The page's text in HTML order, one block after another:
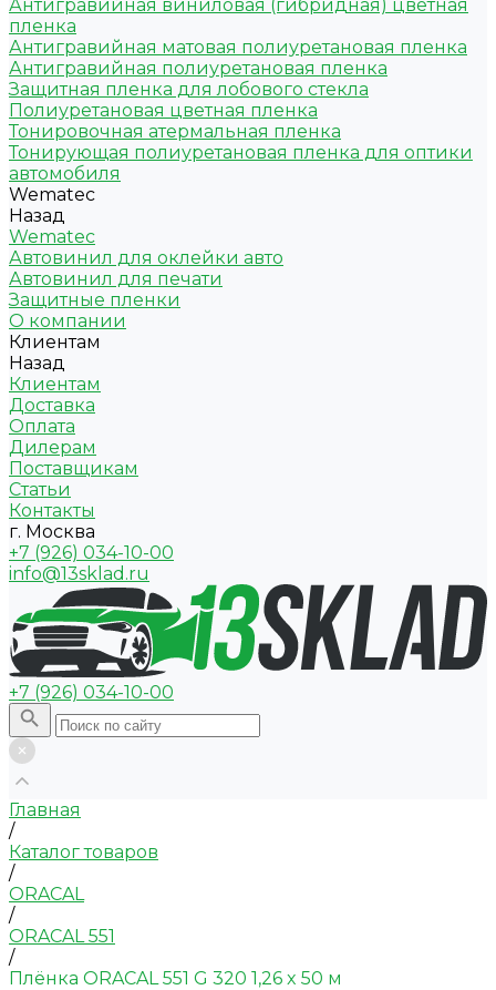
Антигравийная виниловая (гибридная) цветная
пленка
Антигравийная матовая полиуретановая пленка
Антигравийная полиуретановая пленка
Защитная пленка для лобового стекла
Полиуретановая цветная пленка
Тонировочная атермальная пленка
Тонирующая полиуретановая пленка для оптики
автомобиля
Wematec
Назад
Wematec
Автовинил для оклейки авто
Автовинил для печати
Защитные пленки
О компании
Клиентам
Назад
Клиентам
Доставка
Оплата
Дилерам
Поставщикам
Статьи
Контакты
г. Москва
+7 (926) 034-10-00
info@13sklad.ru
+7 (926) 034-10-00
Главная
/
Каталог товаров
/
ORACAL
/
ORACAL 551
/
Плёнка ORACAL 551 G 320 1,26 x 50 м